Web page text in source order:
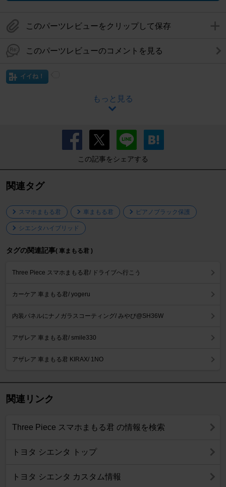
このパーツレビューをクリップして保存
このパーツレビューのコメントを見る
イイね！
もっと見る
この記事をシェアする
関連タグ
スマホまもる君 車まもる君 ピアノブラック保護
シエンタハイブリッド
タグの関連記事( 車まもる君 )
Three Piece スマホまもる君/ ドライブへ行こう
カーケア 車まもる君/ yogeru
内装パネルにナノガラスコーティング/ みやび@SH36W
アザレア 車まもる君/ smile330
アザレア 車まもる君 KIRAX/ 1NO
関連リンク
Three Piece スマホまもる君 の情報を検索
トヨタ シエンタ トップ
トヨタ シエンタ カスタム情報